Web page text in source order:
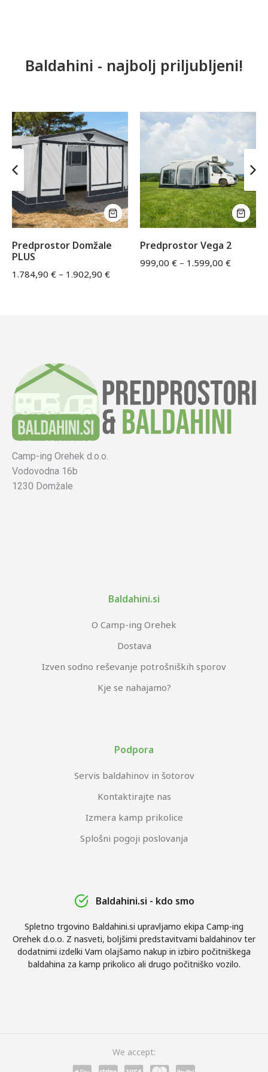
Baldahini - najbolj priljubljeni!
Predprostor Domžale
PLUS
1.784,90 € – 1.902,90 €
Predprostor Vega 2
999,00 € – 1.599,00 €
Camp-ing Orehek d.o.o.
Vodovodna 16b
1230 Domžale
Baldahini.si
O Camp-ing Orehek
Dostava
Izven sodno reševanje potrošniških sporov
Kje se nahajamo?
Podpora
Servis baldahinov in šotorov
Kontaktirajte nas
Izmera kamp prikolice
Splošni pogoji poslovanja
Baldahini.si - kdo smo
Spletno trgovino Baldahini.si upravljamo ekipa Camp-ing
Orehek d.o.o. Z nasveti, boljšimi predstavitvami baldahinov ter
dodatnimi izdelki Vam olajšamo nakup in izbiro počitniškega
baldahina za kamp prikolico ali drugo počitniško vozilo.
We accept: